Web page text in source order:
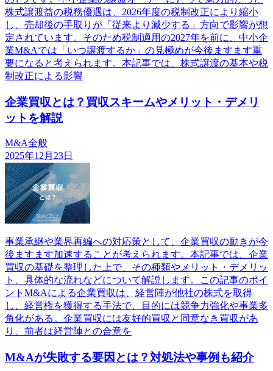
株式譲渡益の税務優遇は、2026年度の税制改正により縮小
し、売却後の手取りが「従来より減少する」方向で影響が想
定されています。そのため税制適用の2027年を前に、中小企
業M&Aでは「いつ譲渡するか」の見極めが今後ますます重
要になると考えられます。本記事では、株式譲渡の基本や税
制改正による影響
企業買収とは？買収スキームやメリット・デメリ
ットを解説
M&A全般
2025年12月23日
事業承継や業界再編への対応策として、企業買収の動きが今
後ますます加速することが考えられます。本記事では、企業
買収の基礎を整理した上で、その種類やメリット・デメリッ
ト、具体的な流れなどについて解説します。この記事のポイ
ントM&Aによる企業買収は、経営陣が他社の株式を取得
し、経営権を獲得する手法で、目的には競争力強化や事業多
角化がある。企業買収には友好的買収と同意なき買収があ
り、前者は経営陣との合意を
M&Aが失敗する要因とは？対処法や事例も紹介